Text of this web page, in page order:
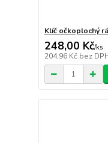
Klíč očkoplochý
248,00 Kč/ks
204,96 Kč bez